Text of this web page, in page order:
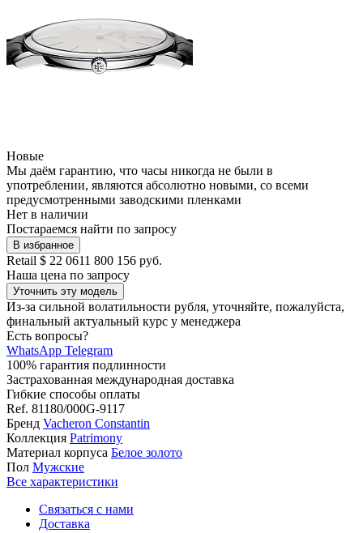
Новые
Мы даём гарантию, что часы никогда не были в
употреблении, являются абсолютно новыми, со всеми
предусмотренными заводскими пленками
Нет в наличии
Постараемся найти по запросу
В избранное
Retail $ 22 0611 800 156 руб.
Наша цена по запросу
Уточнить эту модель
Из-за сильной волатильности рубля, уточняйте, пожалуйста,
финальный актуальный курс у менеджера
Есть вопросы?
WhatsApp Telegram
100% гарантия подлинности
Застрахованная международная доставка
Гибкие способы оплаты
Ref. 81180/000G-9117
Бренд Vacheron Constantin
Коллекция Patrimony
Материал корпуса Белое золото
Пол Мужские
Все характеристики
Связаться с нами
Доставка